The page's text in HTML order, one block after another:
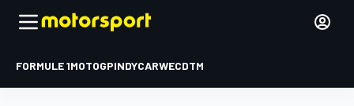
FORMULE 1MOTOGPINDYCARWECDTM